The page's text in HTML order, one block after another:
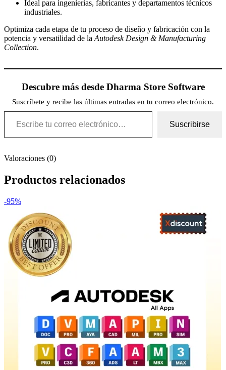
Ideal para ingenierías, fabricantes y departamentos técnicos
industriales.
Optimiza cada etapa de tu proceso de diseño y fabricación con la
potencia y versatilidad de la Autodesk Design & Manufacturing
Collection.
Descubre más desde Dharma Store Software
Suscríbete y recibe las últimas entradas en tu correo electrónico.
Escribe tu correo electrónico…
Suscribirse
Valoraciones (0)
Productos relacionados
-95%